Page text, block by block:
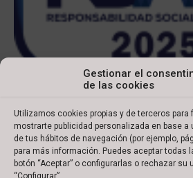
Gestionar el
de las cookies
Utilizamos cookies propias y de terceros para
mostrarte publicidad personalizada en base a
de tus hábitos de navegación (por ejemplo,
para más información. Puedes aceptar todas
botón “Aceptar” o configurarlas o rechazar su
“Configurar”.
Copyright © 2022 Ibersyd